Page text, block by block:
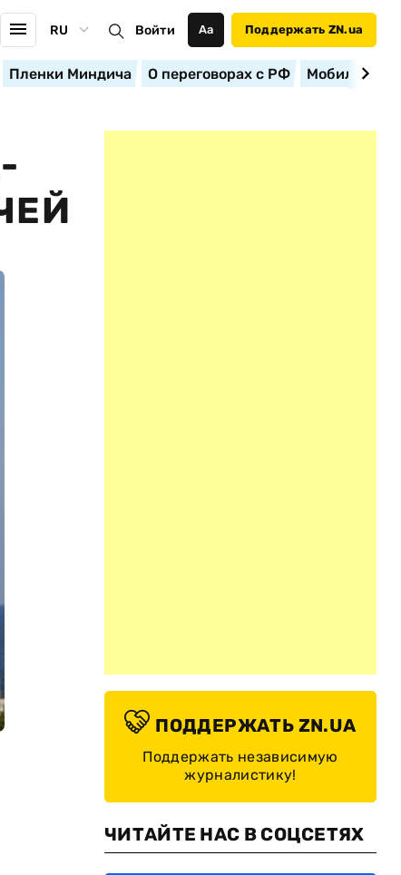
RU Войти Аа Поддержать ZN.ua
Пленки Миндича О переговорах с РФ
ПОДДЕРЖАТЬ ZN.UA
Поддержать независимую
журналистику!
ЧИТАЙТЕ НАС В СОЦСЕТЯХ